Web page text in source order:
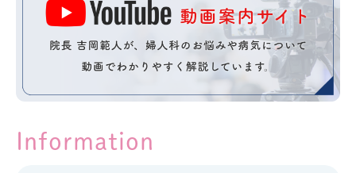
Information